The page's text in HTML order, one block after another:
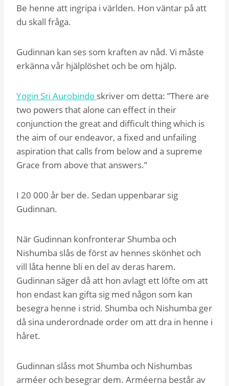
Be henne att ingripa i världen. Hon väntar på att
du skall fråga.
Gudinnan kan ses som kraften av nåd. Vi måste
erkänna vår hjälplöshet och be om hjälp.
Yogin Sri Aurobindo skriver om detta: ”There are
two powers that alone can effect in their
conjunction the great and difficult thing which is
the aim of our endeavor, a fixed and unfailing
aspiration that calls from below and a supreme
Grace from above that answers.”
I 20 000 år ber de. Sedan uppenbarar sig
Gudinnan.
När Gudinnan konfronterar Shumba och
Nishumba slås de först av hennes skönhet och
vill låta henne bli en del av deras harem.
Gudinnan säger då att hon avlagt ett löfte om att
hon endast kan gifta sig med någon som kan
besegra henne i strid. Shumba och Nishumba ger
då sina underordnade order om att dra in henne i
håret.
Gudinnan slåss mot Shumba och Nishumbas
arméer och besegrar dem. Arméerna består av